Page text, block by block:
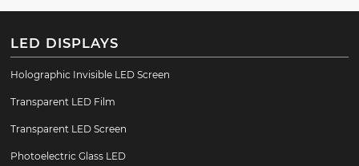
LED DISPLAYS
Holographic Invisible LED Screen
Transparent LED Film
Transparent LED Screen
Photoelectric Glass LED